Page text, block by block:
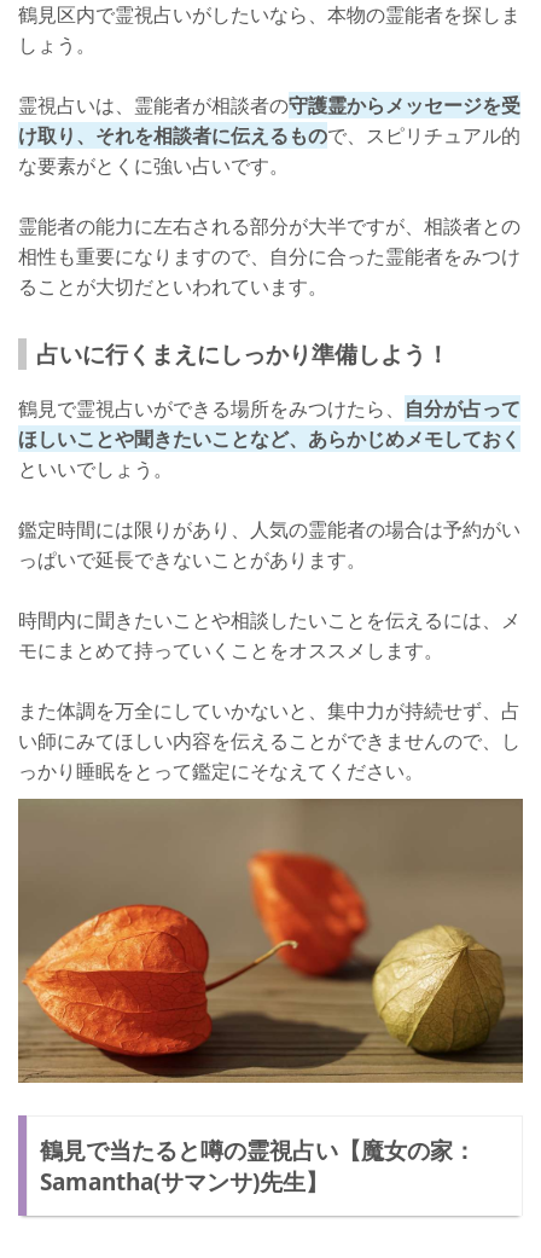
鶴見で当たると噂の霊視占い【マリームーン：マリームーン先生】
口コミ
鑑定料
店舗情報
霊視占いで気をつけるポイント
恐怖感を煽る占い師は詐欺師の可能性アリ！
おわりに
霊視占いで人生を豊かにしよう！
鶴見区内で霊視占いがしたいなら、本物の霊能者を探しま
しょう。
霊視占いは、霊能者が相談者の守護霊からメッセージを受
け取り、それを相談者に伝えるもので、スピリチュアル的
な要素がとくに強い占いです。
霊能者の能力に左右される部分が大半ですが、相談者との
相性も重要になりますので、自分に合った霊能者をみつけ
ることが大切だといわれています。
占いに行くまえにしっかり準備しよう！
鶴見で霊視占いができる場所をみつけたら、 自分が占って
ほしいことや聞きたいことなど、あらかじめメモしておく
といいでしょう。
鑑定時間には限りがあり、人気の霊能者の場合は予約がい
っぱいで延長できないことがあります。
時間内に聞きたいことや相談したいことを伝えるには、メ
モにまとめて持っていくことをオススメします。
また体調を万全にしていかないと、集中力が持続せず、占
い師にみてほしい内容を伝えることができませんので、し
っかり睡眠をとって鑑定にそなえてください。
鶴見で当たると噂の霊視占い【魔女の家：
Samantha(サマンサ)先生】